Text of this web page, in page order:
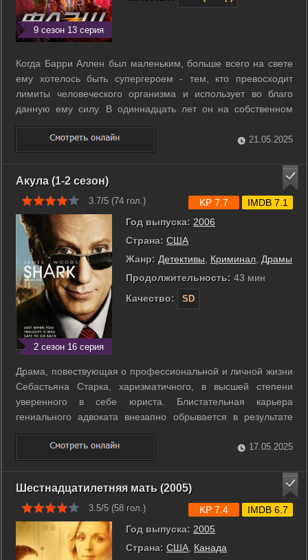
9 сезон 13 серия
Когда Барри Аллен был маленьким, больше всего на свете
ему хотелось быть супергероем - тем, кто превосходит
лимиты человеческого организма и использует во благо
данную ему силу. В одиннадцать лет он на собственном
опыте узнал, что люди с необычными способностями
действительно существуют: его мать была убита одним из
таких людей. Повзрослев и став ...
21.05.2025
Акула (1-2 сезон)
3.7/5 (74 гол.)
2 сезон 16 серия
Год выпуска: 2006
Страна: США
Жанр: Детективы Криминал Драмы
Продолжительность: 43 мин
Качество:
SD
KP 7.7 IMDB 7.1
Драма, повествующая о профессиональной и личной жизни
Себастьяна Старка, харизматичного, в высшей степени
уверенного в себе юриста. Блистательная карьера
гениального адвоката внезапно обрывается в результате
личной трагедии, к которой привело очередное, успешно
выигранное дело. Теперь Старк, терзаемый угрызениями
совести, решает сыграть на стороне ...
17.05.2025
Шестнадцатилетняя мать (2005)
3.5/5 (58 гол.)
Год выпуска: 2005
Страна: США Канада
KP 7.4 IMDB 6.7